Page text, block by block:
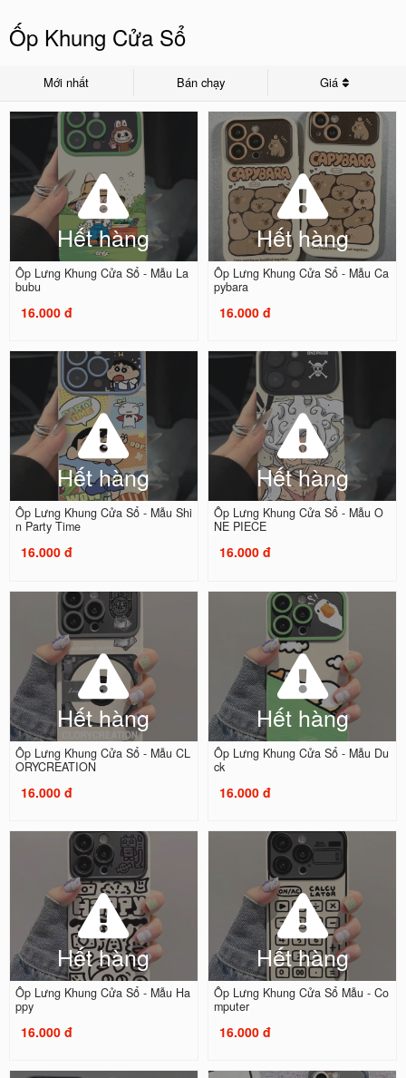
Ốp Khung Cửa Sổ
Mới nhất Bán chạy Giá
Hết hàng
Ốp Lưng Khung Cửa Sổ - Mẫu La
bubu
16.000 đ
Hết hàng
Ốp Lưng Khung Cửa Sổ - Mẫu Ca
pybara
16.000 đ
Hết hàng
Ốp Lưng Khung Cửa Sổ - Mẫu Shi
n Party Time
16.000 đ
Hết hàng
Ốp Lưng Khung Cửa Sổ - Mẫu O
NE PIECE
16.000 đ
Hết hàng
Ốp Lưng Khung Cửa Sổ - Mẫu CL
ORYCREATION
16.000 đ
Hết hàng
Ốp Lưng Khung Cửa Sổ - Mẫu Du
ck
16.000 đ
Hết hàng
Ốp Lưng Khung Cửa Sổ - Mẫu Ha
ppy
16.000 đ
Hết hàng
Ốp Lưng Khung Cửa Sổ Mẫu - Co
mputer
16.000 đ